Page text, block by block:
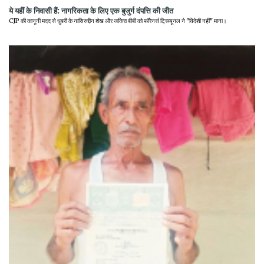
ये यहीं के निवासी हैं: नागरिकता के लिए एक बुजुर्ग दंपत्ति की जीत
CJP की कानूनी मदद से धुबरी के नासिरुद्दीन शेख और जकिरा बीबी को फॉरेनर्स ट्रिब्यूनल ने "विदेशी नहीं" माना।